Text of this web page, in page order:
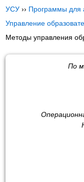
УСУ ›› Программы для
Управление
Методы управления
По